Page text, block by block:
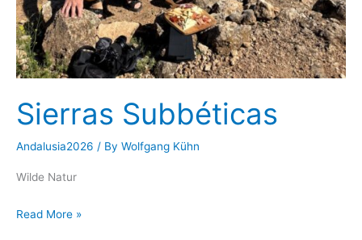
Sierras Subbéticas
Andalusia2026 / By Wolfgang Kühn
Wilde Natur
Sierras
Read More »